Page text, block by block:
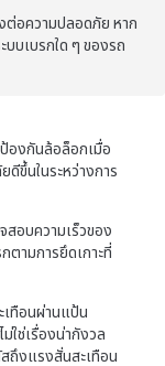
ต่อความปลอดภัย หาก
บเบรกใด ๆ ของรถ
องกันล้อล็อกเมื่อ
ขึ้นในระหว่างการ
สอบความเร็วของ
ามการยึดเกาะที่
เทือนผ่านแป้น
ใช่เรื่องน่ากังวล
ถึงแรงสั่นสะเทือน